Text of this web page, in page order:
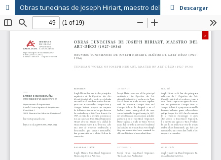
Obras tunecinas de Joseph Hiriart, maestro del Art-Déco (1927-36)
Descargar